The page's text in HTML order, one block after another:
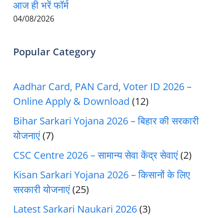
आज ही भरें फॉर्म
04/08/2026
Popular Category
Aadhar Card, PAN Card, Voter ID 2026 –
Online Apply & Download (12)
Bihar Sarkari Yojana 2026 – बिहार की सरकारी
योजनाएं(7)
CSC Centre 2026 – सामान्य सेवा केंद्र सेवाएं(2)
Kisan Sarkari Yojana 2026 – किसानों के लिए
सरकारी योजनाएं(25)
Latest Sarkari Naukari 2026(3)